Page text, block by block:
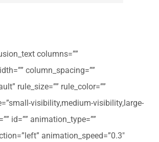
columns=””
column_spacing=””
rule_size=”” rule_color=””
visibility,medium-visibility,large-
id=”” animation_type=””
animation_speed=”0.3″